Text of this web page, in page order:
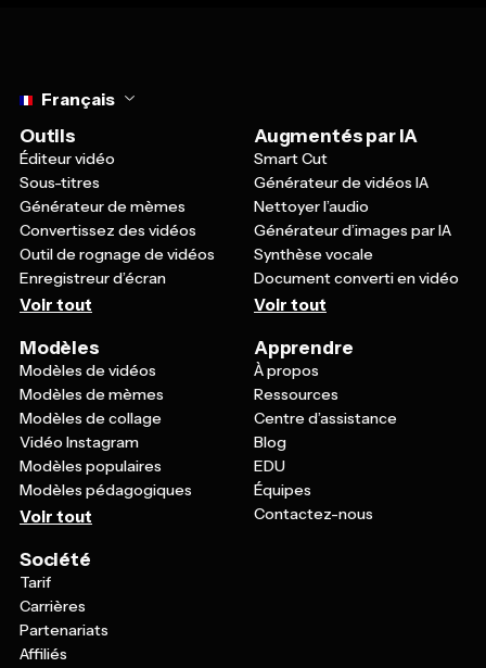
Français
Outils
Éditeur vidéo
Sous-titres
Générateur de mèmes
Convertissez des vidéos
Outil de rognage de vidéos
Enregistreur d’écran
Voir tout
Augmentés par IA
Smart Cut
Générateur de vidéos IA
Nettoyer l’audio
Générateur d’images par IA
Synthèse vocale
Document converti en vidéo
Voir tout
Modèles
Modèles de vidéos
Modèles de mèmes
Modèles de collage
Vidéo Instagram
Modèles populaires
Modèles pédagogiques
Voir tout
Apprendre
À propos
Ressources
Centre d’assistance
Blog
EDU
Équipes
Contactez-nous
Société
Tarif
Carrières
Partenariats
Affiliés